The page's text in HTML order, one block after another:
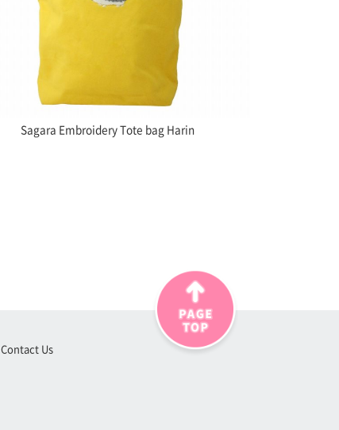
Sagara Embroidery Tote bag Harin
Contact Us